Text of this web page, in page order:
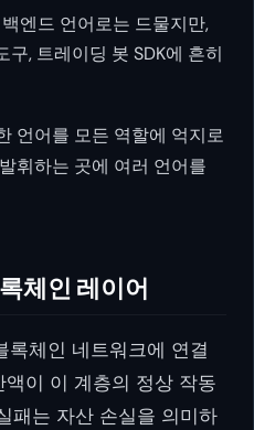
엔드 언어로는 드물지만,
, 트레이딩 봇 SDK에 흔히
언어를 모든 역할에 억지로
휘하는 곳에 여러 언어를
체인 레이어
록체인 네트워크에 연결
액이 이 계층의 정상 작동
패는 자산 손실을 의미하